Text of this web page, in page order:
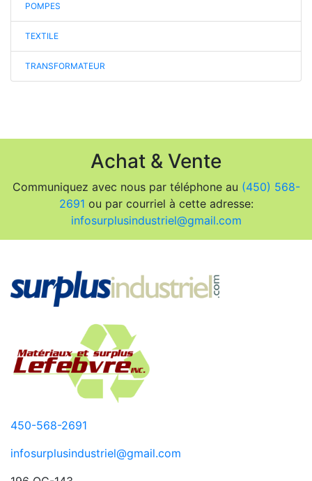
POMPES
TEXTILE
TRANSFORMATEUR
Achat & Vente
Communiquez avec nous par téléphone au (450) 568-
2691 ou par courriel à cette adresse:
infosurplusindustriel@gmail.com
450-568-2691
infosurplusindustriel@gmail.com